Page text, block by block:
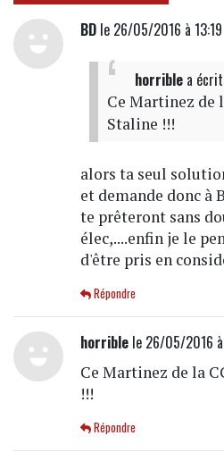
BDle 26/05/2016 à 13:19
horriblea écrit
Ce Martinez de
Staline !!!
alors ta seul
et demande donc à
te prêteront sans
élec,....enfin je le
d'être pris en
Répondre
horriblele 26/05/2016 à
Ce Martinez de la
!!!
Répondre